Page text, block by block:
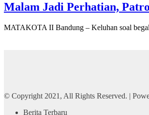
Malam Jadi Perhatian,
MATAKOTA II Bandung – Keluhan soal
© Copyright 2021, All Rights Reserved. |
Berita Terbaru